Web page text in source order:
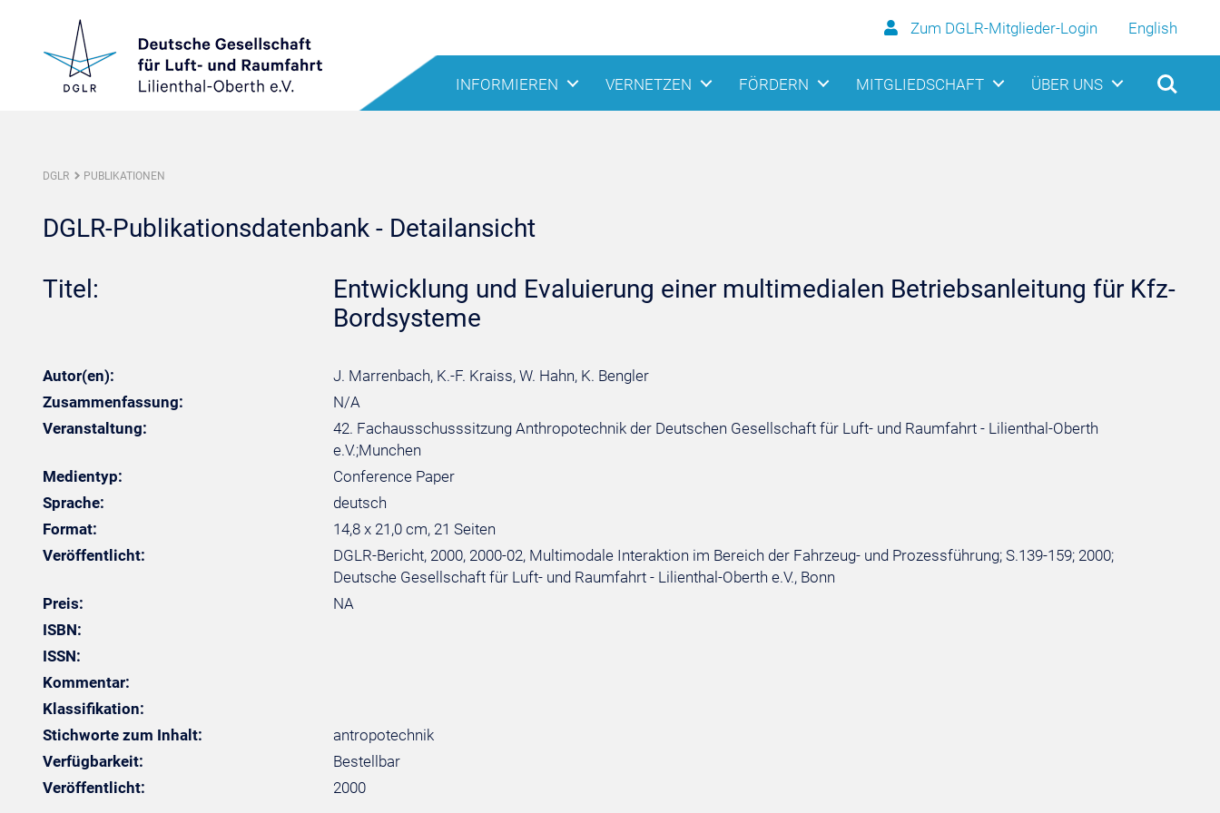
Zum DGLR-Mitglieder-Login English
INFORMIEREN VERNETZEN FÖRDERN MITGLIEDSCHAFT ÜBER UNS
DGLR PUBLIKATIONEN
DGLR-Publikationsdatenbank - Detailansicht
Titel:
Entwicklung und Evaluierung einer multimedialen Betriebsanleitung für Kfz-
Bordsysteme
Autor(en):
J. Marrenbach, K.-F. Kraiss, W. Hahn, K. Bengler
Zusammenfassung:
N/A
Veranstaltung:
42. Fachausschusssitzung Anthropotechnik der Deutschen Gesellschaft für Luft- und Raumfahrt - Lilienthal-Oberth
e.V.;Munchen
Medientyp:
Conference Paper
Sprache:
deutsch
Format:
14,8 x 21,0 cm, 21 Seiten
Veröffentlicht:
DGLR-Bericht, 2000, 2000-02, Multimodale Interaktion im Bereich der Fahrzeug- und Prozessführung; S.139-159; 2000;
Deutsche Gesellschaft für Luft- und Raumfahrt - Lilienthal-Oberth e.V., Bonn
Preis:
NA
ISBN:
ISSN:
Kommentar:
Klassifikation:
Stichworte zum Inhalt:
antropotechnik
Verfügbarkeit:
Bestellbar
Veröffentlicht:
2000